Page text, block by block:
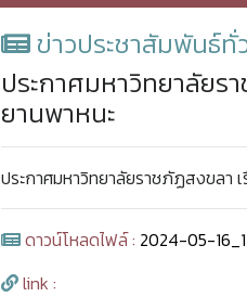
ข่าวประชาสัมพันธ์ทั่
ประกาศมหาวิทยาลัยร
ยานพาหนะ
ประกาศมหาวิทยาลัยราชภัฏสงขลา
ดาวน์โหลดไฟล์ : 2024-05-
link :